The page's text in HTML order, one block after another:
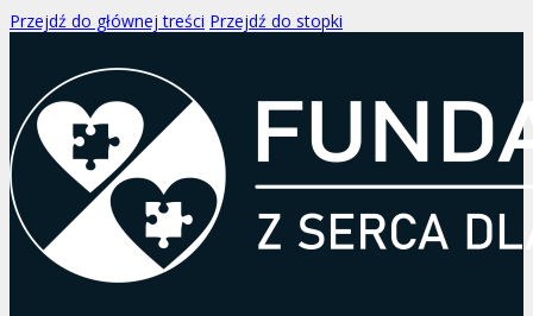
Przejdź do głównej treści Przejdź do stopki